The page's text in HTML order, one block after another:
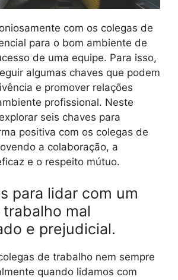
com os colegas de
para o bom ambiente de
de uma equipe. Para isso,
algumas chaves que podem
e promover relações
profissional. Neste
seis chaves para
positiva com os colegas de
a colaboração, a
e o respeito mútuo.
para lidar com um
mal
e prejudicial.
de trabalho nem sempre
quando lidamos com